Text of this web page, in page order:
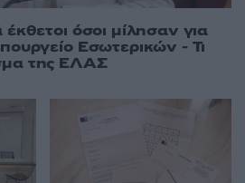
έκθετοι όσοι μίλησαν για
Εσωτερικών - Τι
της ΕΛΑΣ